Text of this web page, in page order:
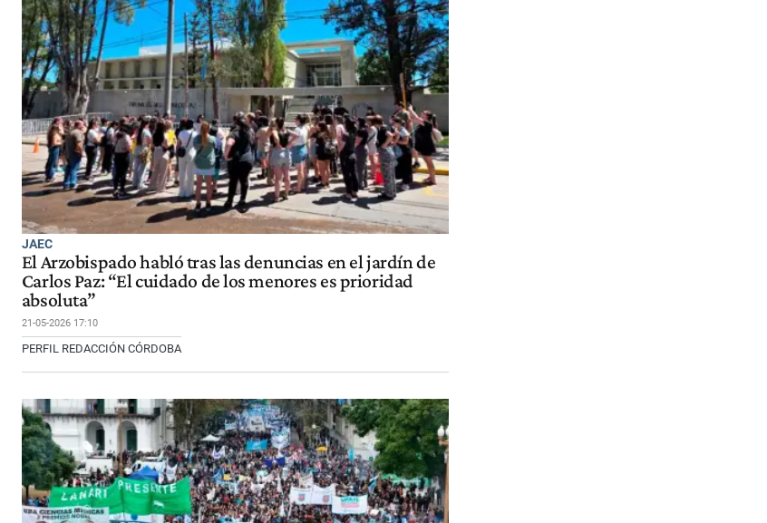
JAEC
El Arzobispado habló tras las denuncias en el jardín de
Carlos Paz: “El cuidado de los menores es prioridad
absoluta”
21-05-2026 17:10
PERFIL REDACCIÓN CÓRDOBA